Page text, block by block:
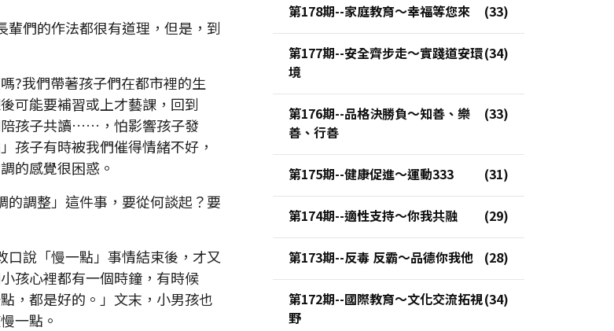
們的作法都很有道理，但是，到
?我們帶著孩子們在都市裡的生
可能要補習或上才藝課，回到
陪孩子共讀……，怕影響孩子發
孩子有時被我們催得情緒不好，
的感覺很困惑。
調整」這件事，要從何談起？要
說「慢一點」事情結束後，才又
孩心裡都有一個時鐘，有時候
，都是好的。」文末，小男孩也
一點。
第178期--家庭教育～幸福等您來
第177期--安全齊步走～實踐道安環
境
第176期--品格決勝負～知善、樂
善、行善
第175期--健康促進～運動333
第174期--適性支持～你我共融
第173期--反毒 反霸～品德你我他
第172期--國際教育～文化交流拓視
野